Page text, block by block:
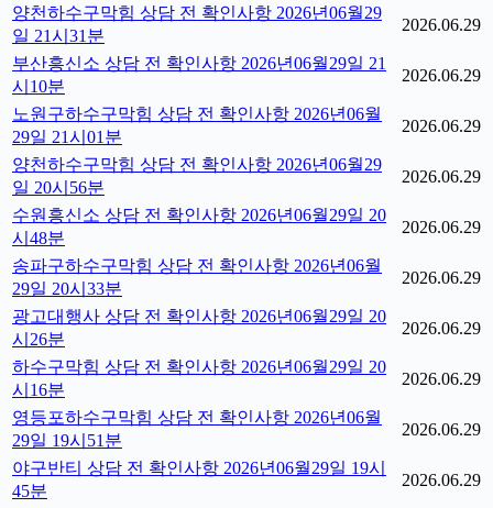
양천하수구막힘 상담 전 확인사항 2026년06월29
일 21시31분
2026.06.29
부산흥신소 상담 전 확인사항 2026년06월29일 21
시10분
2026.06.29
노원구하수구막힘 상담 전 확인사항 2026년06월
29일 21시01분
2026.06.29
양천하수구막힘 상담 전 확인사항 2026년06월29
일 20시56분
2026.06.29
수원흥신소 상담 전 확인사항 2026년06월29일 20
시48분
2026.06.29
송파구하수구막힘 상담 전 확인사항 2026년06월
29일 20시33분
2026.06.29
광고대행사 상담 전 확인사항 2026년06월29일 20
시26분
2026.06.29
하수구막힘 상담 전 확인사항 2026년06월29일 20
시16분
2026.06.29
영등포하수구막힘 상담 전 확인사항 2026년06월
29일 19시51분
2026.06.29
야구반티 상담 전 확인사항 2026년06월29일 19시
45분
2026.06.29